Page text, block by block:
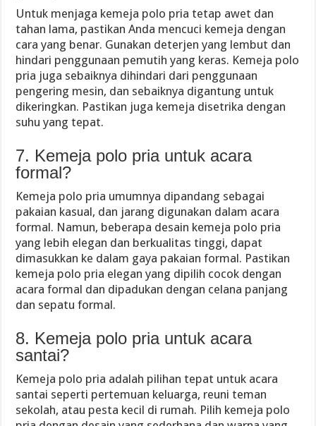
Untuk menjaga kemeja polo pria tetap awet dan
tahan lama, pastikan Anda mencuci kemeja dengan
cara yang benar. Gunakan deterjen yang lembut dan
hindari penggunaan pemutih yang keras. Kemeja polo
pria juga sebaiknya dihindari dari penggunaan
pengering mesin, dan sebaiknya digantung untuk
dikeringkan. Pastikan juga kemeja disetrika dengan
suhu yang tepat.
7. Kemeja polo pria untuk acara
formal?
Kemeja polo pria umumnya dipandang sebagai
pakaian kasual, dan jarang digunakan dalam acara
formal. Namun, beberapa desain kemeja polo pria
yang lebih elegan dan berkualitas tinggi, dapat
dimasukkan ke dalam gaya pakaian formal. Pastikan
kemeja polo pria elegan yang dipilih cocok dengan
acara formal dan dipadukan dengan celana panjang
dan sepatu formal.
8. Kemeja polo pria untuk acara
santai?
Kemeja polo pria adalah pilihan tepat untuk acara
santai seperti pertemuan keluarga, reuni teman
sekolah, atau pesta kecil di rumah. Pilih kemeja polo